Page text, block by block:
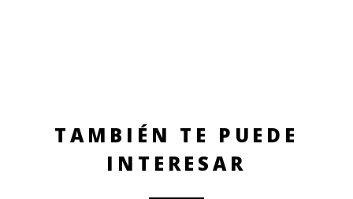
TAMBIÉN TE PUEDE
INTERESAR